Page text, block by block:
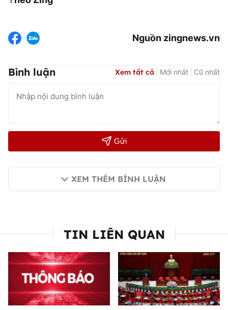
Nguồn zingnews.vn
Bình luận Xem tất cả Mới nhất Cũ nhất
Gửi
XEM THÊM BÌNH LUẬN
TIN LIÊN QUAN